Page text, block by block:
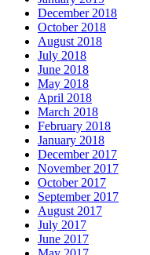
December 2018
October 2018
August 2018
July 2018
June 2018
May 2018
April 2018
March 2018
February 2018
January 2018
December 2017
November 2017
October 2017
September 2017
August 2017
July 2017
June 2017